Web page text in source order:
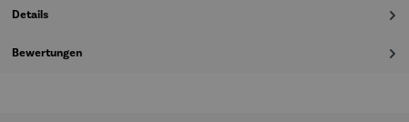
Details
Bewertungen